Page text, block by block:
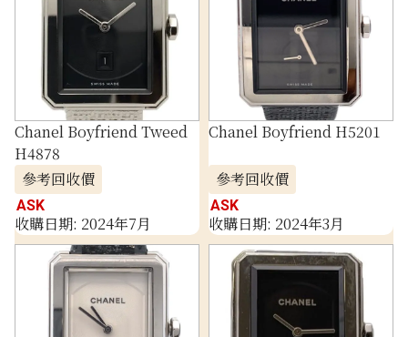
Chanel Boyfriend Tweed
H4878
參考回收價
ASK
收購日期: 2024年7月
Chanel Boyfriend H5201
參考回收價
ASK
收購日期: 2024年3月